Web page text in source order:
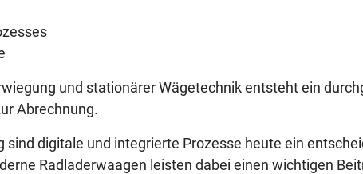
und stationärer Wägetechnik entsteht ein
Abrechnung.
digitale und integrierte Prozesse heute ein
Radladerwaagen leisten dabei einen wichtigen